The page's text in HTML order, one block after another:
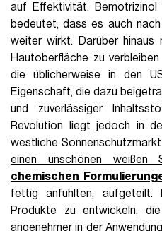
auf Effektivität.
bedeutet, dass es auch
weiter wirkt. Darüber
Hautoberfläche zu
die üblicherweise in den
Eigenschaft, die dazu
und zuverlässiger
Revolution liegt jedoch in
westliche
einen unschönen weißen
chemischen
fettig anfühlten, aufgeteilt.
Produkte zu entwickeln,
angenehmer in der